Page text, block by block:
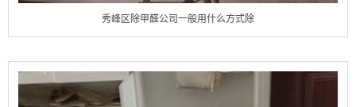
秀峰区除甲醛公司一般用什么方式除